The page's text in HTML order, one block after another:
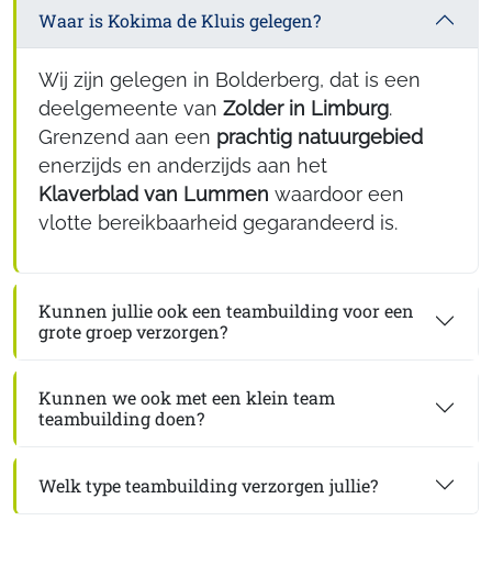
Waar is Kokima de Kluis gelegen?
Wij zijn gelegen in Bolderberg, dat is een
deelgemeente van Zolder in Limburg.
Grenzend aan een prachtig natuurgebied
enerzijds en anderzijds aan het
Klaverblad van Lummen waardoor een
vlotte bereikbaarheid gegarandeerd is.
Kunnen jullie ook een teambuilding voor een
grote groep verzorgen?
Kunnen we ook met een klein team
teambuilding doen?
Welk type teambuilding verzorgen jullie?